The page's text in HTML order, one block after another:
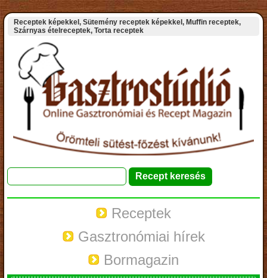
Receptek képekkel, Sütemény receptek képekkel, Muffin receptek,
Szárnyas ételreceptek, Torta receptek
Receptek
Gasztronómiai hírek
Bormagazin